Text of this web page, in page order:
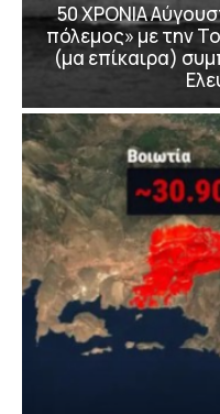
50 ΧΡΟΝΙΑ
πόλεμος» με την
(μα επίκαιρα)